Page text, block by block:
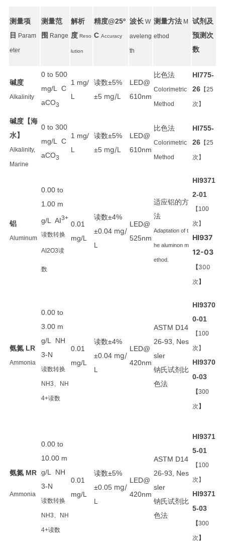
测量项
目 Param
eter
测量范
围 Range
解析
度 Reso
lution
精度@25º
C Accuracy
波长 W
aveleng
th
测量方法 M
ethod
试剂及
预测次
数
碱度
Alkalinity
0 to 500
mg/L C
aCO3
1 mg/
L
读数±5%
±5 mg/L
LED@
610nm
比色法
Colorimetric
Method
HI775-
26 【25
次】
碱度【海
水】
Alkalinity,
Marine
0 to 300
mg/L C
aCO3
1 mg/
L
读数±5%
±5 mg/L
LED@
610nm
比色法
Colorimetric
Method
HI755-
26 【25
次】
铝
Aluminum
0.00 to
1.00 m
g/L AI3+
读数转换
AI2O3读
数
0.01
mg/L
读数±4%
±0.04 mg/
L
LED@
525nm
适应铝的方
法
Adaptation of t
he aluminon m
ethod.
HI9371
2-01
【100
次】
HI937
12-03
【300
次】
氨氮 LR
Ammonia
0.00 to
3.00 m
g/L NH
3-N
读数转换
NH3、NH
4+读数
0.01
mg/L
读数±4%
±0.04 mg/
L
LED@
420nm
ASTM D14
26-93, Nes
sler
钠氏试剂比
色法
HI9370
0-01
【100
次】
HI9370
0-03
【300
次】
氨氮 MR
Ammonia
0.00 to
10.00 m
g/L NH
3-N
读数转换
NH3、NH
4+读数
0.01
mg/L
读数±5%
±0.05 mg/
L
LED@
420nm
ASTM D14
26-93, Nes
sler
钠氏试剂比
色法
HI9371
5-01
【100
次】
HI9371
5-03
【300
次】